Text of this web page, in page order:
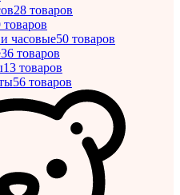
28 товаров
товаров
часовые50 товаров
36 товаров
13 товаров
56 товаров